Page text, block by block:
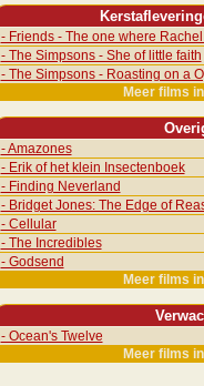
- Friends - The one where
- The Simpsons - She of little faith
- The Simpsons - Roasting on a
Meer films
- Amazones
- Erik of het klein Insectenboek
- Finding Neverland
- Bridget Jones: The Edge of
- Cellular
- The Incredibles
- Godsend
Meer films
- Ocean's Twelve
Meer films